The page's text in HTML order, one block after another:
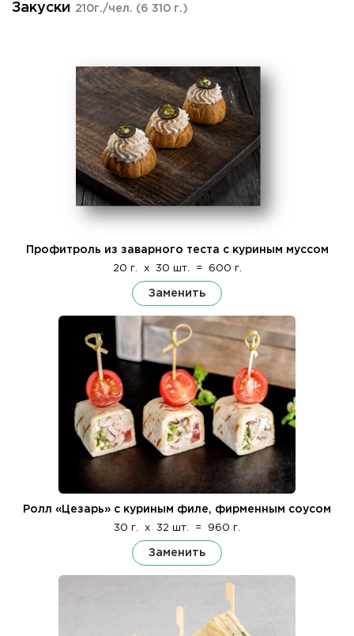
Закуски 210г./чел. (6 310 г.)
Профитроль из заварного теста с куриным муссом
20 г. x 30 шт. = 600 г.
Заменить
Ролл «Цезарь» с куриным филе, фирменным соусом
30 г. x 32 шт. = 960 г.
Заменить